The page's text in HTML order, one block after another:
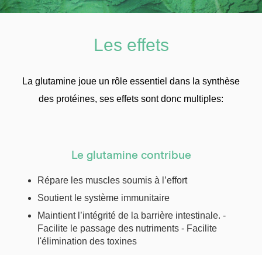
Les effets
La glutamine joue un rôle essentiel dans la synthèse
des protéines, ses effets sont donc multiples:
Le glutamine contribue
Répare les muscles soumis à l’effort
Soutient le système immunitaire
Maintient l’intégrité de la barrière intestinale. -
Facilite le passage des nutriments - Facilite
l'élimination des toxines